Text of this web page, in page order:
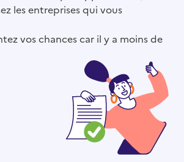
les entreprises qui vous
vos chances car il y a moins de